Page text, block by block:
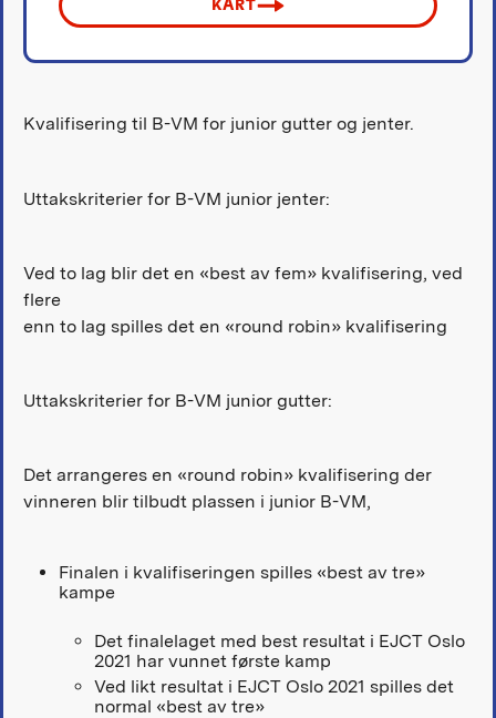
KART
Kvalifisering til B-VM for junior gutter og jenter.
Uttakskriterier for B-VM junior jenter:
Ved to lag blir det en «best av fem» kvalifisering, ved
flere
enn to lag spilles det en «round robin» kvalifisering
Uttakskriterier for B-VM junior gutter:
Det arrangeres en «round robin» kvalifisering der
vinneren blir tilbudt plassen i junior B-VM,
Finalen i kvalifiseringen spilles «best av tre»
kampe
Det finalelaget med best resultat i EJCT Oslo
2021 har vunnet første kamp
Ved likt resultat i EJCT Oslo 2021 spilles det
normal «best av tre»